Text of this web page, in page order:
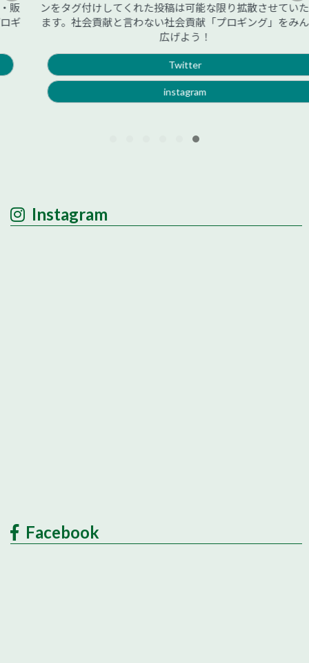
ンをタグ付けしてくれた投稿は可能な限り拡散させていただき
ます。社会貢献と言わない社会貢献「プロギング」をみんなで
広げよう！
Twitter
instagram
Instagram
Facebook